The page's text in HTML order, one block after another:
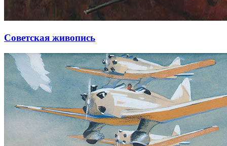
Советская живопись